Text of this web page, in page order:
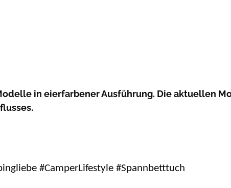
in eierfarbener Ausführung. Die aktuellen
#CamperLifestyle #Spannbetttuch